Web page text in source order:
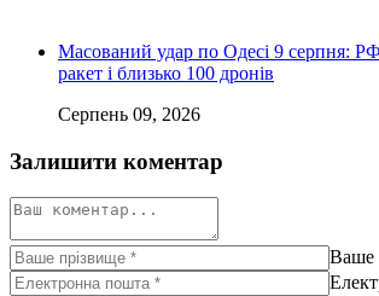
Масований удар по Одесі 9 серпня: РФ
ракет і близько 100 дронів
Серпень 09, 2026
Залишити коментар
Ваше